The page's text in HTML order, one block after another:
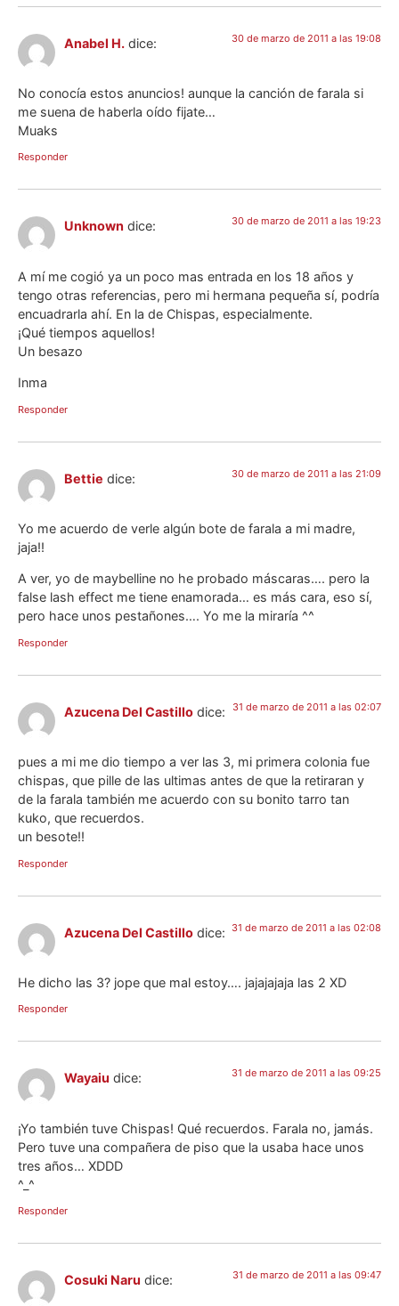
Anabel H. dice: 30 de marzo de 2011 a las 19:08
No conocía estos anuncios! aunque la canción de farala si
me suena de haberla oído fijate…
Muaks
Responder
Unknown dice: 30 de marzo de 2011 a las 19:23
A mí me cogió ya un poco mas entrada en los 18 años y
tengo otras referencias, pero mi hermana pequeña sí, podría
encuadrarla ahí. En la de Chispas, especialmente.
¡Qué tiempos aquellos!
Un besazo
Inma
Responder
Bettie dice: 30 de marzo de 2011 a las 21:09
Yo me acuerdo de verle algún bote de farala a mi madre,
jaja!!
A ver, yo de maybelline no he probado máscaras…. pero la
false lash effect me tiene enamorada… es más cara, eso sí,
pero hace unos pestañones…. Yo me la miraría ^^
Responder
Azucena Del Castillo dice: 31 de marzo de 2011 a las 02:07
pues a mi me dio tiempo a ver las 3, mi primera colonia fue
chispas, que pille de las ultimas antes de que la retiraran y
de la farala también me acuerdo con su bonito tarro tan
kuko, que recuerdos.
un besote!!
Responder
Azucena Del Castillo dice: 31 de marzo de 2011 a las 02:08
He dicho las 3? jope que mal estoy…. jajajajaja las 2 XD
Responder
Wayaiu dice: 31 de marzo de 2011 a las 09:25
¡Yo también tuve Chispas! Qué recuerdos. Farala no, jamás.
Pero tuve una compañera de piso que la usaba hace unos
tres años… XDDD
^_^
Responder
Cosuki Naru dice: 31 de marzo de 2011 a las 09:47